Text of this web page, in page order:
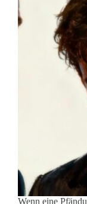
Wenn eine